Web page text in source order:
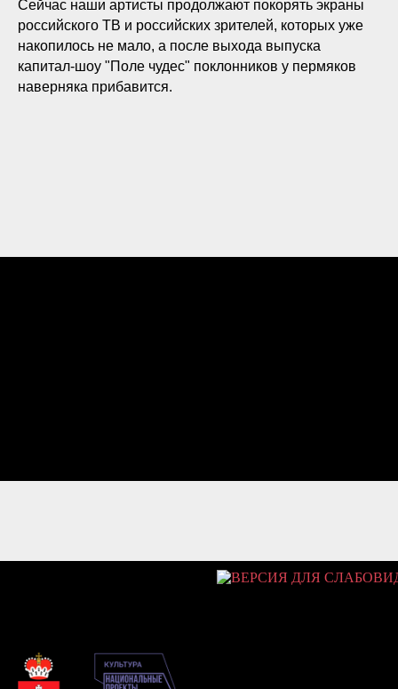
Сейчас наши артисты продолжают покорять экраны
российского ТВ и российских зрителей, которых уже
накопилось не мало, а после выхода выпуска
капитал-шоу "Поле чудес" поклонников у пермяков
наверняка прибавится.